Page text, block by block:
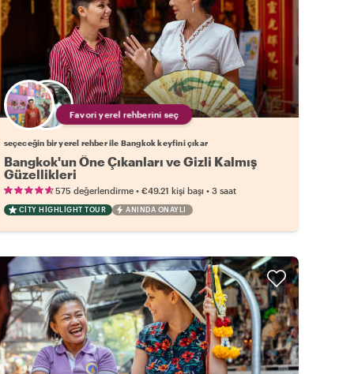
Favori yerel rehberini seç
seçeceğin bir yerel rehber ile Bangkok keyfini çıkar
Bangkok'un Öne Çıkanları ve Gizli Kalmış
Güzellikleri
575 değerlendirme• €49.21 kişi başı• 3 saat
CITY HIGHLIGHT TOUR ANINDA ONAYLI